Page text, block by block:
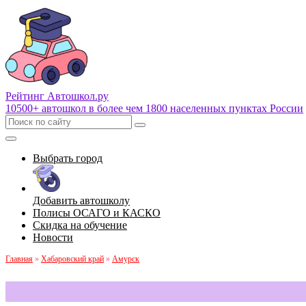
Рейтинг Автошкол.ру
10500+ автошкол в более чем 1800 населенных пунктах России
Выбрать город
Добавить автошколу
Полисы ОСАГО и КАСКО
Скидка на обучение
Новости
Главная » Хабаровский край » Амурск